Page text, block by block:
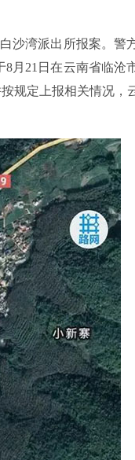
沙湾派出所报案。警
月21日在云南省临沧
规定上报相关情况，